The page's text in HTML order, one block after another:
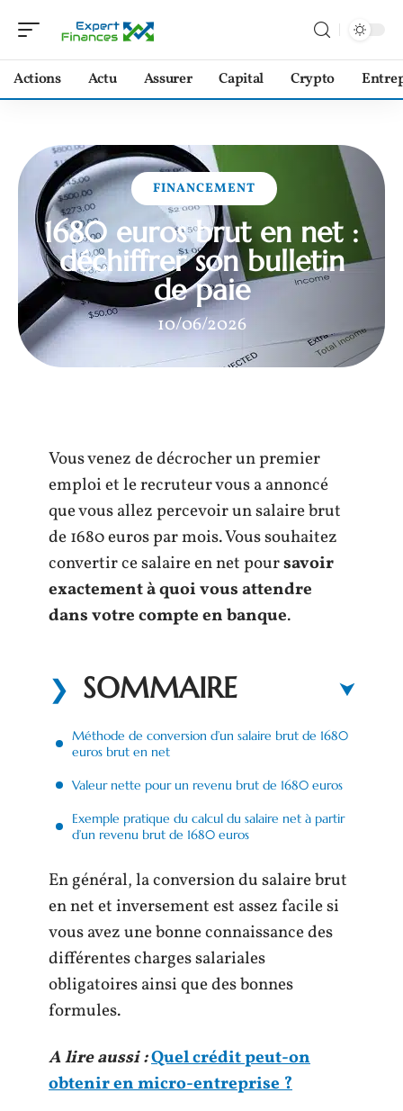
Actions Actu Assurer Capital Crypto
FINANCEMENT
1680 euros brut en net :
déchiffrer son bulletin
de paie
10/06/2026
Vous venez de décrocher un premier
emploi et le recruteur vous a annoncé
que vous allez percevoir un salaire brut
de 1680 euros par mois. Vous souhaitez
convertir ce salaire en net poursavoir
exactement à quoi vous attendre
dans votre compte en banque.
SOMMAIRE
Méthode de conversion d’un salaire brut de 1680
euros brut en net
Valeur nette pour un revenu brut de 1680 euros
Exemple pratique du calcul du salaire net à partir
d’un revenu brut de 1680 euros
En général, la conversion du salaire brut
en net et inversement est assez facile si
vous avez une bonne connaissance des
différentes charges salariales
obligatoires ainsi que des bonnes
formules.
A lire aussi :Quel crédit peut-on
obtenir en micro-entreprise ?